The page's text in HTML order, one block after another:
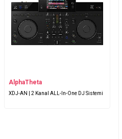
AlphaTheta
XDJ-AN | 2 Kanal ALL-In-One DJ Sistemi